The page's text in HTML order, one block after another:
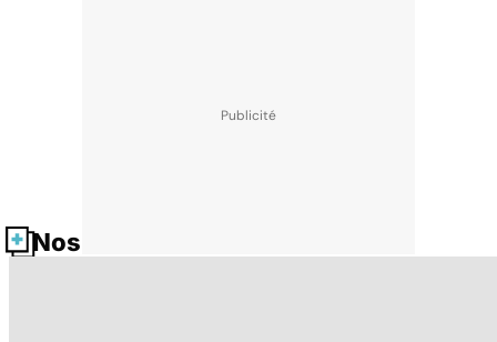
Nos fiches santé